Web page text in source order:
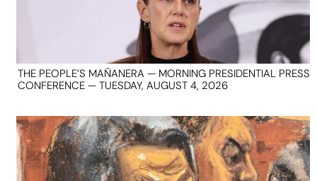
THE PEOPLE’S MAÑANERA — MORNING PRESIDENTIAL PRESS
CONFERENCE — TUESDAY, AUGUST 4, 2026